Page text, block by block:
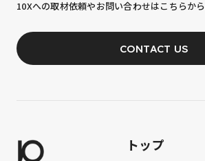
あなたの力が、必要です
JOIN OUR TEAM
10Xへの取材依頼やお問い合わせはこちらから
CONTACT US
トップ